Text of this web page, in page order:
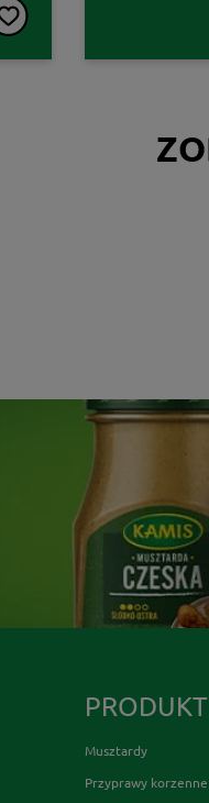
Musztardy
Przyprawy korzenne